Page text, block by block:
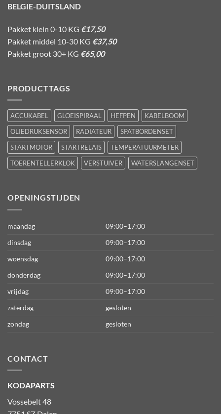
BELGIE-DUITSLAND
Pakket klein 0-10 KG €17,50
Pakket middel 10-30 KG €37,50
Pakket groot 30+ KG €65,00
PRODUCTTAGS
ACCUKABEL GLOEISPIRAAL HEFPEN
KABELBOOM
OLIEDRUKSENSOR
RADIATEUR
SPATBORDENSET
STARTMOTOR
STARTRELAIS
TEMPERATUURMETER
TOERENTELLERKLOK
VERSTUIVER WATERSLANGENSET
OPENINGSTIJDEN
maandag
09:00–17:00
dinsdag
09:00–17:00
woensdag
09:00–17:00
donderdag
09:00–17:00
vrijdag
09:00–17:00
zaterdag
gesloten
zondag
gesloten
CONTACT
KODAPARTS
Vossebelt 48